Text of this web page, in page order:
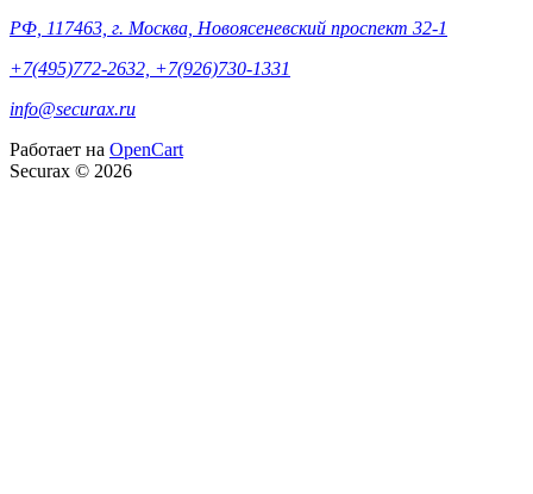
РФ, 117463, г. Москва, Новоясеневский проспект 32-1
+7(495)772-2632, +7(926)730-1331
info@securax.ru
Работает на OpenCart
Securax © 2026